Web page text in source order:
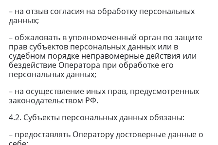
– на отзыв согласия на обработку персональных
данных;
– обжаловать в уполномоченный орган по защите
прав субъектов персональных данных или в
судебном порядке неправомерные действия или
бездействие Оператора при обработке его
персональных данных;
– на осуществление иных прав, предусмотренных
законодательством РФ.
4.2. Субъекты персональных данных обязаны:
– предоставлять Оператору достоверные данные о